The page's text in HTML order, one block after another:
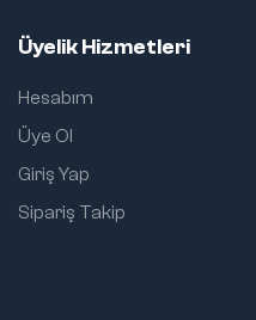
Üyelik Hizmetleri
Hesabım
Üye Ol
Giriş Yap
Sipariş Takip